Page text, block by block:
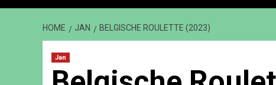
HOME JAN BELGISCHE ROULETTE (2023)
Jan